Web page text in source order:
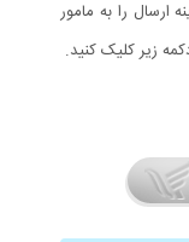
ارسال را به مامور
زیر کلیک کنید.